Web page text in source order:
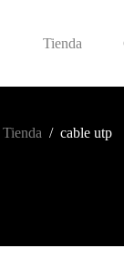
Tienda
Tienda / cable utp